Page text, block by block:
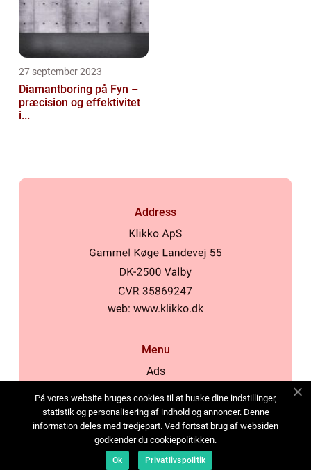
27 september 2023
Diamantboring på Fyn –
præcision og effektivitet
i...
Address
web: www.klikko.dk
Menu
Ads
Cookies
Contact
Sitemap
På vores website bruges cookies til at huske dine indstillinger,
statistik og personalisering af indhold og annoncer. Denne
information deles med tredjepart. Ved fortsat brug af websiden
godkender du cookiepolitikken.
Ok Privatlivspolitik